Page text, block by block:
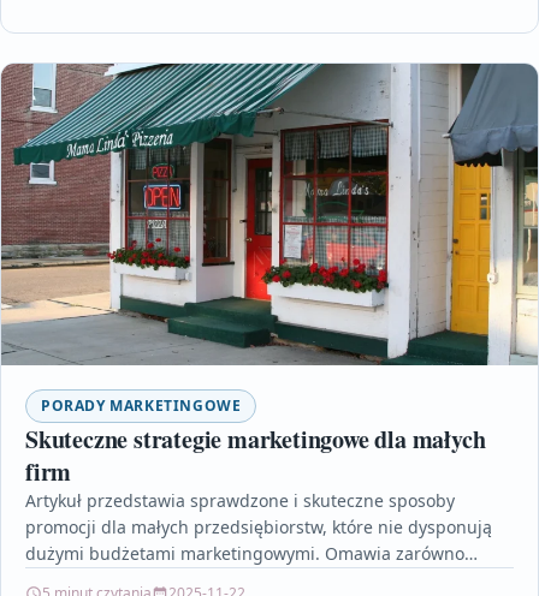
PORADY MARKETINGOWE
Skuteczne strategie marketingowe dla małych
firm
Artykuł przedstawia sprawdzone i skuteczne sposoby
promocji dla małych przedsiębiorstw, które nie dysponują
dużymi budżetami marketingowymi. Omawia zarówno